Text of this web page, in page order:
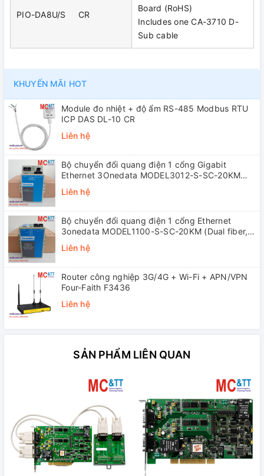
PIO-DA8U/S CR
Board (RoHS)
Includes one CA-3710 D-
Sub cable
KHUYẾN MÃI HOT
Module đo nhiệt + độ ẩm RS-485 Modbus RTU
ICP DAS DL-10 CR
Liên hệ
Bộ chuyển đổi quang điện 1 cổng Gigabit
Ethernet 3Onedata MODEL3012-S-SC-20KM
Liên hệ
Bộ chuyển đổi quang điện 1 cổng Ethernet
3onedata MODEL1100-S-SC-20KM (Dual fiber,
Liên hệ
Router công nghiệp 3G/4G + Wi-Fi + APN/VPN
Four-Faith F3436
Liên hệ
SẢN PHẨM LIÊN QUAN